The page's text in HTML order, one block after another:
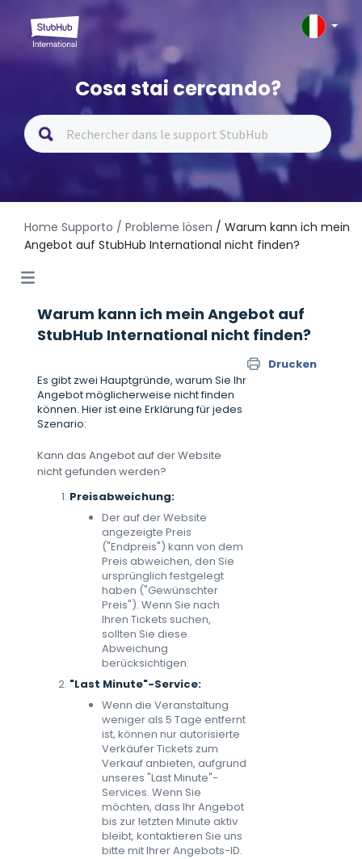
Cosa stai cercando?
Home Supporto / Probleme lösen / Warum kann ich mein
Angebot auf StubHub International nicht finden?
Warum kann ich mein Angebot auf
StubHub International nicht finden?
Drucken
Es gibt zwei Hauptgründe, warum Sie Ihr
Angebot möglicherweise nicht finden
können. Hier ist eine Erklärung für jedes
Szenario:
Kann das Angebot auf der Website
nicht gefunden werden?
Preisabweichung:
Der auf der Website
angezeigte Preis
("Endpreis") kann von dem
Preis abweichen, den Sie
ursprünglich festgelegt
haben ("Gewünschter
Preis"). Wenn Sie nach
Ihren Tickets suchen,
sollten Sie diese
Abweichung
berücksichtigen.
"Last Minute"-Service:
Wenn die Veranstaltung
weniger als 5 Tage entfernt
ist, können nur autorisierte
Verkäufer Tickets zum
Verkauf anbieten, aufgrund
unseres "Last Minute"-
Services. Wenn Sie
möchten, dass Ihr Angebot
bis zur letzten Minute aktiv
bleibt, kontaktieren Sie uns
bitte mit Ihrer Angebots-ID.